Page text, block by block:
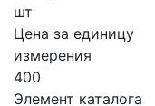
шт
Цена за единицу
измерения
400
Элемент каталога